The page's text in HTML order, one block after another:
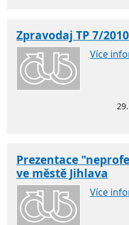
Zpravodaj TP 7/2010
Více
Prezentace
ve městě Jihlava
Více